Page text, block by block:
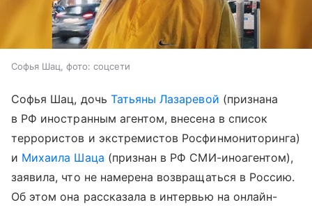
Софья Шац, фото: соцсети
Софья Шац, дочь Татьяны Лазаревой (признана
в РФ иностранным агентом, внесена в список
террористов и экстремистов Росфинмониторинга)
и Михаила Шаца (признан в РФ СМИ-иноагентом),
заявила, что не намерена возвращаться в Россию.
Об этом она рассказала в интервью на онлайн-